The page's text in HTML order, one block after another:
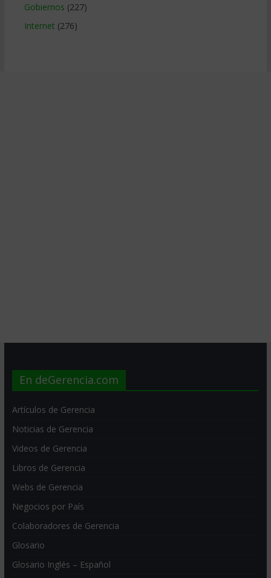
Gobiernos (227)
Internet (276)
En deGerencia.com
Artículos de Gerencia
Noticias de Gerencia
Videos de Gerencia
Libros de Gerencia
Webs de Gerencia
Negocios por País
Colaboradores de Gerencia
Glosario
Glosario Inglés – Español